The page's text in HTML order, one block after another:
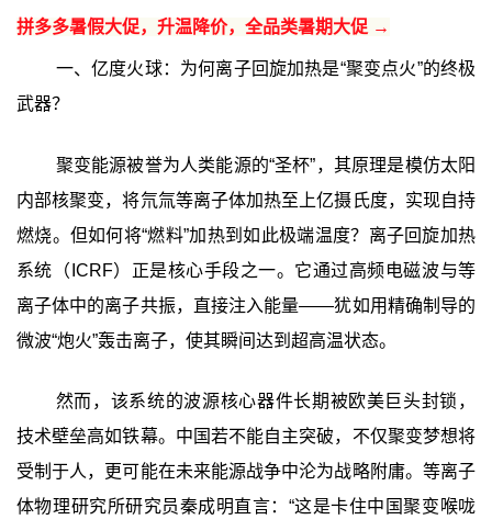
拼多多暑假大促，升温降价，全品类暑期大促 →
一、亿度火球：为何离子回旋加热是“聚变点火”的终极
武器？
聚变能源被誉为人类能源的“圣杯”，其原理是模仿太阳
内部核聚变，将氘氚等离子体加热至上亿摄氏度，实现自持
燃烧。但如何将“燃料”加热到如此极端温度？离子回旋加热
系统（ICRF）正是核心手段之一。它通过高频电磁波与等
离子体中的离子共振，直接注入能量——犹如用精确制导的
微波“炮火”轰击离子，使其瞬间达到超高温状态。
然而，该系统的波源核心器件长期被欧美巨头封锁，
技术壁垒高如铁幕。中国若不能自主突破，不仅聚变梦想将
受制于人，更可能在未来能源战争中沦为战略附庸。等离子
体物理研究所研究员秦成明直言：“这是卡住中国聚变喉咙